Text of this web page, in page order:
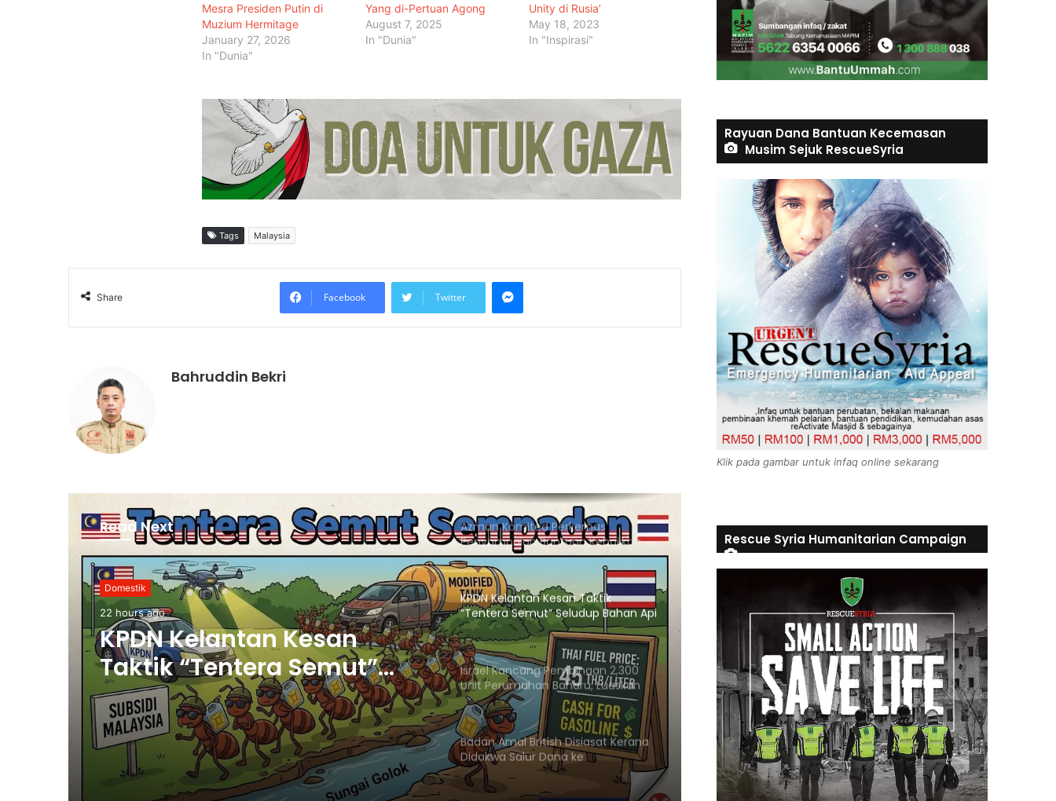
Mesra Presiden Putin di
Muzium Hermitage
January 27, 2026
In "Dunia"
Yang di-Pertuan Agong
August 7, 2025
In "Dunia"
Unity di Rusia’
May 18, 2023
In "Inspirasi"
Tags Malaysia
Share Facebook Twitter
Bahruddin Bekri
Read Next
Domestik
22 hours ago
KPDN Kelantan Kesan
Taktik “Tentera Semut”
Seludup Bahan Api
Bersubsidi di Sempadan
Menteri Arab dan Islam Bersetuju
Dokumentasi Pelanggaran Israel di
Baitulmaqdis Timur
Hampir 20 Negara Islam
Pertimbang Tindakan Kolektif
Tangani Pelanggaran Israel di Al-
Penduduk Berpindah Keluar
Mesir Desak Pembukaan
Sempadan Rafah, Israel Tegas
Azman Komited Perkemas
Penyampaian Bantuan Kebajikan
Penduduk di Ampang
KPDN Kelantan Kesan Taktik
“Tentera Semut” Seludup Bahan Api
Bersubsidi di Sempadan
Israel Rancang Pembinaan 2,300
Unit Perumahan Baharu, Luaskan
Penempatan Haram di
Baitulmaqdis Timur
Badan Amal British Disiasat Kerana
Didakwa Salur Dana ke
Penempatan Haram Israel
Rayuan Dana Bantuan Kecemasan
Musim Sejuk RescueSyria
Klik pada gambar untuk infaq online sekarang
Rescue Syria Humanitarian Campaign